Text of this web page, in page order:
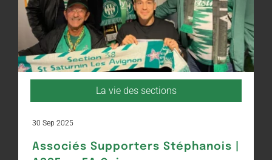
La vie des sections
30 Sep 2025
Associés Supporters Stéphanois |